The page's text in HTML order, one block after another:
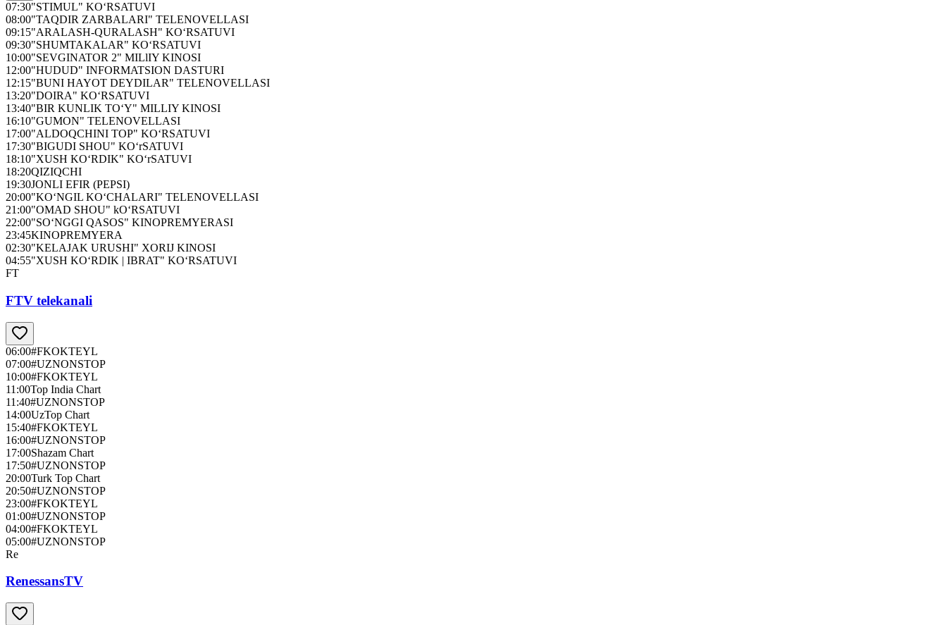
07:30"STIMUL" KO‘RSATUVI
08:00"TAQDIR ZARBALARI" TELENOVELLASI
09:15"ARALASH-QURALASH" KO‘RSATUVI
09:30"SHUMTAKALAR" KO‘RSATUVI
10:00"SEVGINATOR 2" MILlIY KINOSI
12:00"HUDUD" INFORMATSION DASTURI
12:15"BUNI HAYOT DEYDILAR" TELENOVELLASI
13:20"DOIRA" KO‘RSATUVI
13:40"BIR KUNLIK TO‘Y" MILLIY KINOSI
16:10"GUMON" TELENOVELLASI
17:00"ALDOQCHINI TOP" KO‘RSATUVI
17:30"BIGUDI SHOU" KO‘rSATUVI
18:10"XUSH KO‘RDIK" KO‘rSATUVI
18:20QIZIQCHI
19:30JONLI EFIR (PEPSI)
20:00"KO‘NGIL KO‘CHALARI" TELENOVELLASI
21:00"OMAD SHOU" kO‘RSATUVI
22:00"SO‘NGGI QASOS" KINOPREMYERASI
23:45KINOPREMYERA
02:30"KELAJAK URUSHI" XORIJ KINOSI
04:55"XUSH KO‘RDIK | IBRAT" KO‘RSATUVI
FT
FTV telekanali
06:00#FKOKTEYL
07:00#UZNONSTOP
10:00#FKOKTEYL
11:00Top India Chart
11:40#UZNONSTOP
14:00UzTop Chart
15:40#FKOKTEYL
16:00#UZNONSTOP
17:00Shazam Chart
17:50#UZNONSTOP
20:00Turk Top Chart
20:50#UZNONSTOP
23:00#FKOKTEYL
01:00#UZNONSTOP
04:00#FKOKTEYL
05:00#UZNONSTOP
Re
RenessansTV